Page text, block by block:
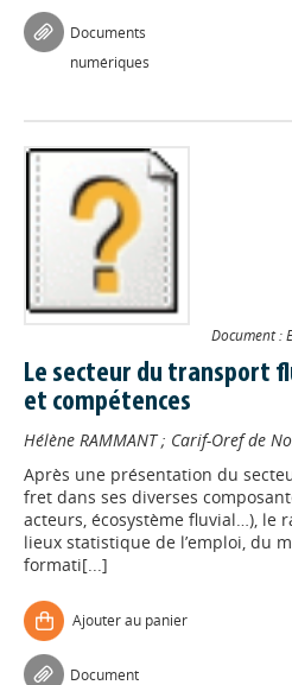
Documents
numériques
Document :
Le secteur du transport
et compétences
Hélène RAMMANT; Carif-Oref de
Après une présentation du
fret dans ses diverses
acteurs, écosystème fluvial…), le
lieux statistique de l’emploi, du
formati[...]
Ajouter au panier
Document